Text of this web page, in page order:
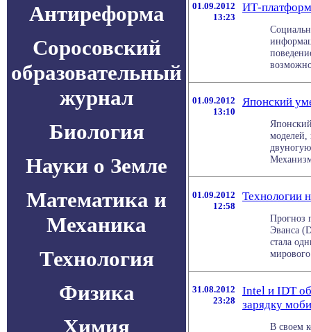
Антиреформа
Соросовский
образовательный
журнал
Биология
Науки о Земле
Математика и
Механика
Технология
Физика
Химия
01.09.2012
13:23
ИТ-
01.09.2012
13:10
Японский
моделей,
01.09.2012
12:58
Технологии
Прогноз
Эванса
стала
31.08.2012
23:28
Intel и IDT
зарядку
В своем